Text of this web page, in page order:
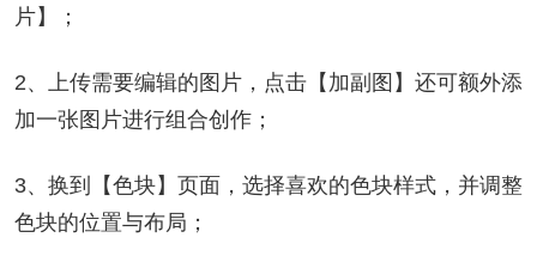
片】；
2、上传需要编辑的图片，点击【加副图】还可额外添
加一张图片进行组合创作；
3、换到【色块】页面，选择喜欢的色块样式，并调整
色块的位置与布局；